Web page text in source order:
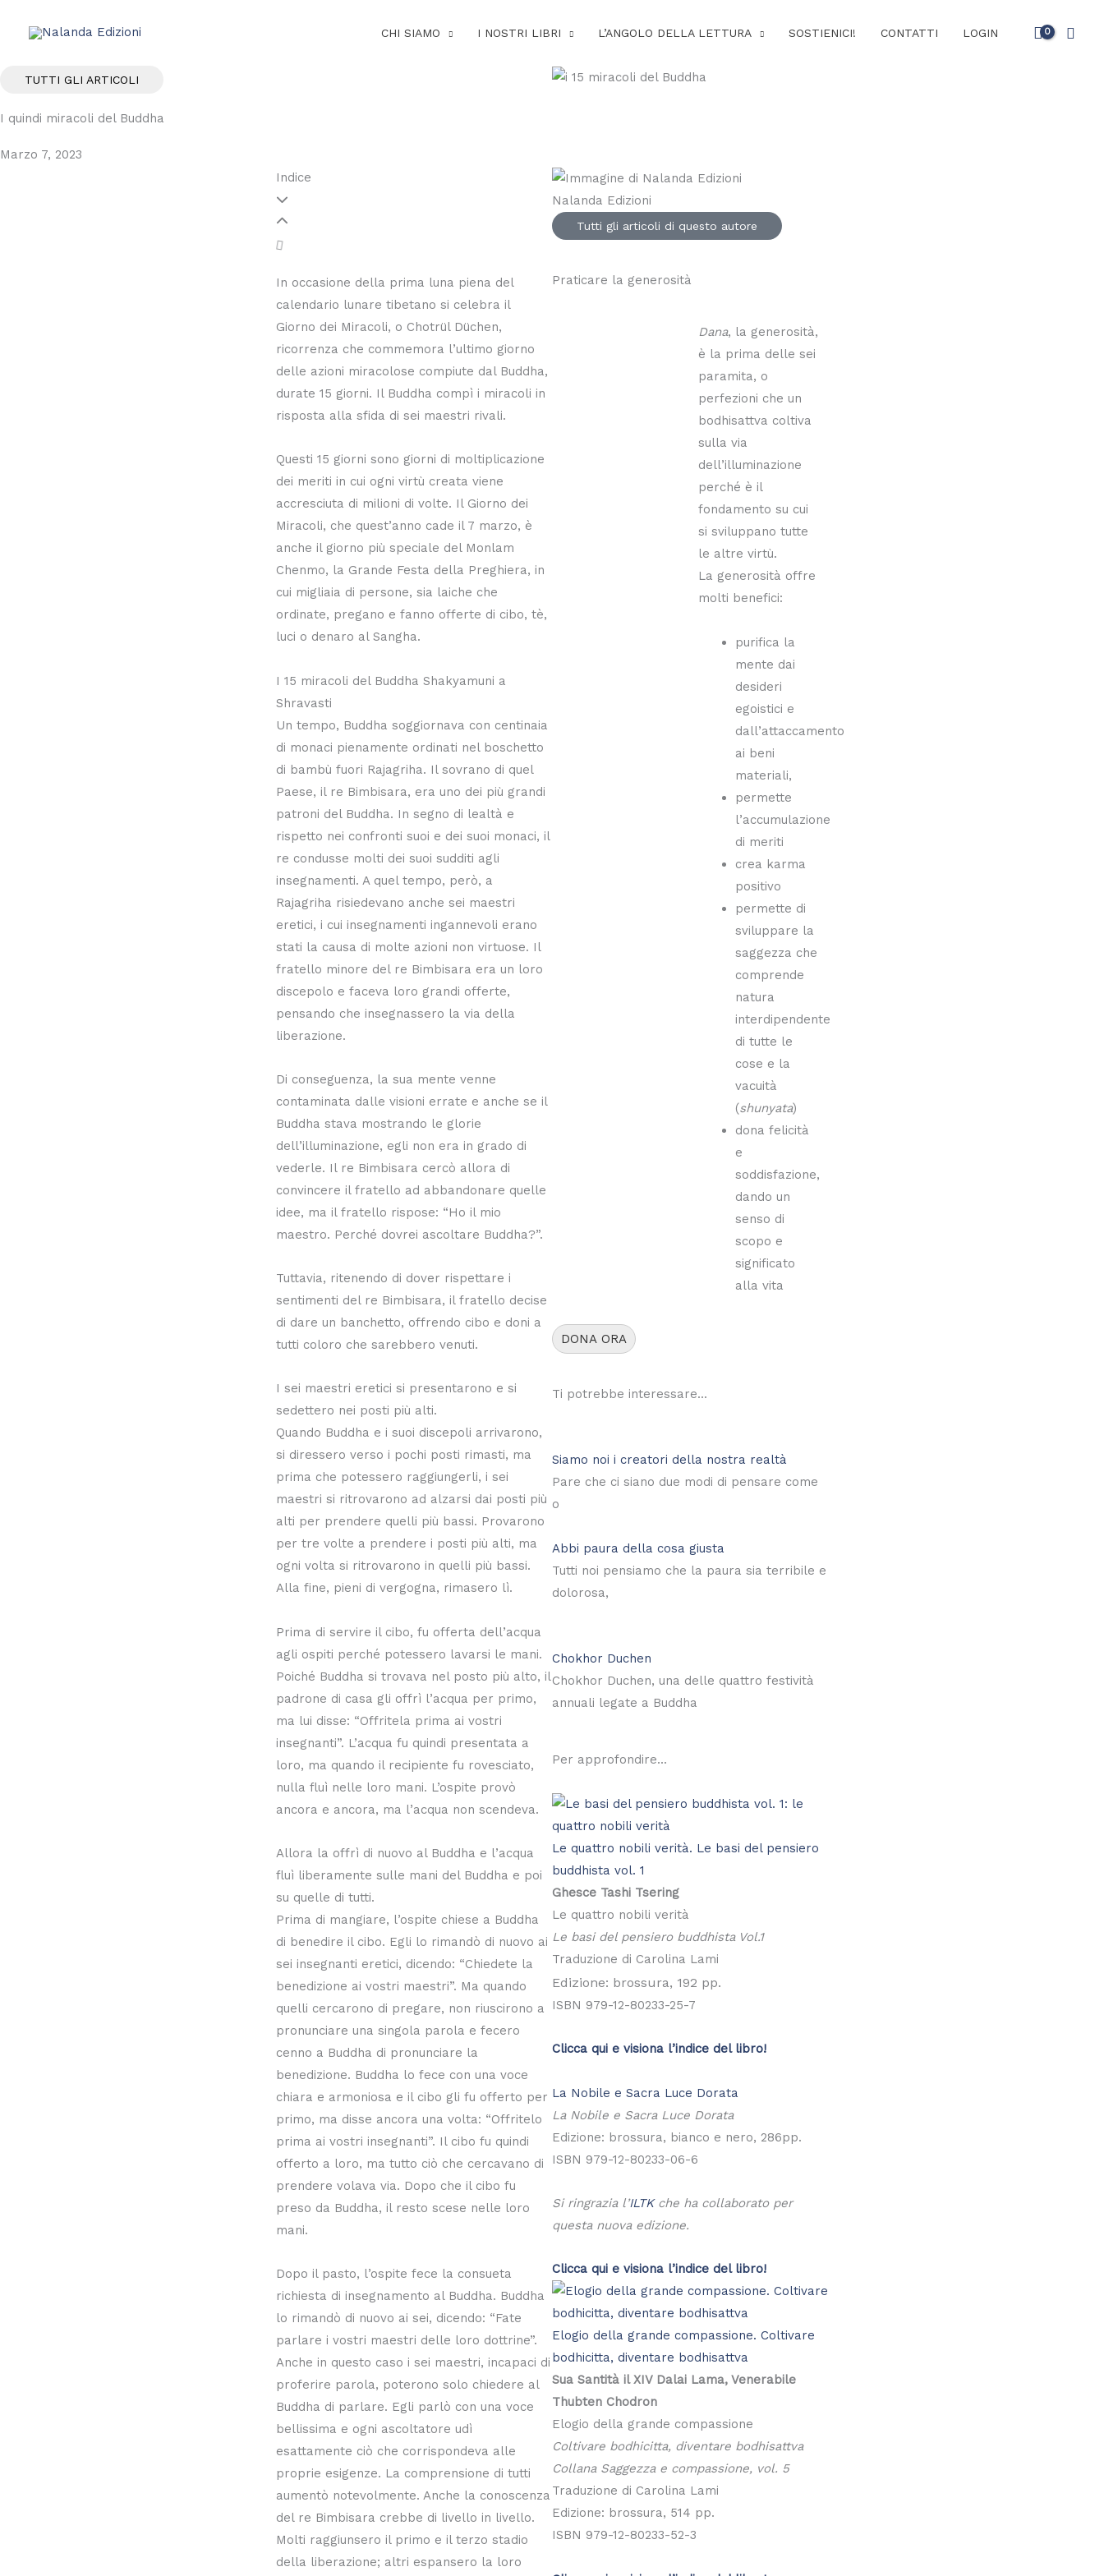
CHI SIAMO I NOSTRI LIBRI L’ANGOLO DELLA LETTURA SOSTIENICI! CONTATTI LOGIN
TUTTI GLI ARTICOLI
I quindi miracoli del Buddha
Marzo 7, 2023
Indice
In occasione della prima luna piena del
calendario lunare tibetano si celebra il
Giorno dei Miracoli, o Chotrül Düchen,
ricorrenza che commemora l’ultimo giorno
delle azioni miracolose compiute dal Buddha,
durate 15 giorni. Il Buddha compì i miracoli in
risposta alla sfida di sei maestri rivali.
Questi 15 giorni sono giorni di moltiplicazione
dei meriti in cui ogni virtù creata viene
accresciuta di milioni di volte. Il Giorno dei
Miracoli, che quest’anno cade il 7 marzo, è
anche il giorno più speciale del Monlam
Chenmo, la Grande Festa della Preghiera, in
cui migliaia di persone, sia laiche che
ordinate, pregano e fanno offerte di cibo, tè,
luci o denaro al Sangha.
I 15 miracoli del Buddha Shakyamuni a
Shravasti
Un tempo, Buddha soggiornava con centinaia
di monaci pienamente ordinati nel boschetto
di bambù fuori Rajagriha. Il sovrano di quel
Paese, il re Bimbisara, era uno dei più grandi
patroni del Buddha. In segno di lealtà e
rispetto nei confronti suoi e dei suoi monaci, il
re condusse molti dei suoi sudditi agli
insegnamenti. A quel tempo, però, a
Rajagriha risiedevano anche sei maestri
eretici, i cui insegnamenti ingannevoli erano
stati la causa di molte azioni non virtuose. Il
fratello minore del re Bimbisara era un loro
discepolo e faceva loro grandi offerte,
pensando che insegnassero la via della
liberazione.
Di conseguenza, la sua mente venne
contaminata dalle visioni errate e anche se il
Buddha stava mostrando le glorie
dell’illuminazione, egli non era in grado di
vederle. Il re Bimbisara cercò allora di
convincere il fratello ad abbandonare quelle
idee, ma il fratello rispose: “Ho il mio
maestro. Perché dovrei ascoltare Buddha?”.
Tuttavia, ritenendo di dover rispettare i
sentimenti del re Bimbisara, il fratello decise
di dare un banchetto, offrendo cibo e doni a
tutti coloro che sarebbero venuti.
I sei maestri eretici si presentarono e si
sedettero nei posti più alti.
Quando Buddha e i suoi discepoli arrivarono,
si diressero verso i pochi posti rimasti, ma
prima che potessero raggiungerli, i sei
maestri si ritrovarono ad alzarsi dai posti più
alti per prendere quelli più bassi. Provarono
per tre volte a prendere i posti più alti, ma
ogni volta si ritrovarono in quelli più bassi.
Alla fine, pieni di vergogna, rimasero lì.
Prima di servire il cibo, fu offerta dell’acqua
agli ospiti perché potessero lavarsi le mani.
Poiché Buddha si trovava nel posto più alto, il
padrone di casa gli offrì l’acqua per primo,
ma lui disse: “Offritela prima ai vostri
insegnanti”. L’acqua fu quindi presentata a
loro, ma quando il recipiente fu rovesciato,
nulla fluì nelle loro mani. L’ospite provò
ancora e ancora, ma l’acqua non scendeva.
Allora la offrì di nuovo al Buddha e l’acqua
fluì liberamente sulle mani del Buddha e poi
su quelle di tutti.
Prima di mangiare, l’ospite chiese a Buddha
di benedire il cibo. Egli lo rimandò di nuovo ai
sei insegnanti eretici, dicendo: “Chiedete la
benedizione ai vostri maestri”. Ma quando
quelli cercarono di pregare, non riuscirono a
pronunciare una singola parola e fecero
cenno a Buddha di pronunciare la
benedizione. Buddha lo fece con una voce
chiara e armoniosa e il cibo gli fu offerto per
primo, ma disse ancora una volta: “Offritelo
prima ai vostri insegnanti”. Il cibo fu quindi
offerto a loro, ma tutto ciò che cercavano di
prendere volava via. Dopo che il cibo fu
preso da Buddha, il resto scese nelle loro
mani.
Dopo il pasto, l’ospite fece la consueta
richiesta di insegnamento al Buddha. Buddha
lo rimandò di nuovo ai sei, dicendo: “Fate
parlare i vostri maestri delle loro dottrine”.
Anche in questo caso i sei maestri, incapaci di
proferire parola, poterono solo chiedere al
Buddha di parlare. Egli parlò con una voce
bellissima e ogni ascoltatore udì
esattamente ciò che corrispondeva alle
proprie esigenze. La comprensione di tutti
aumentò notevolmente. Anche la conoscenza
del re Bimbisara crebbe di livello in livello.
Molti raggiunsero il primo e il terzo stadio
della liberazione; altri espansero la loro
Nalanda Edizioni
Tutti gli articoli di questo autore
Praticare la generosità
Dana, la generosità,
è la prima delle sei
paramita, o
perfezioni che un
bodhisattva coltiva
sulla via
dell’illuminazione
perché è il
fondamento su cui
si sviluppano tutte
le altre virtù.
La generosità offre
molti benefici:
purifica la
mente dai
desideri
egoistici e
dall’attaccamento
ai beni
materiali,
permette
l’accumulazione
di meriti
crea karma
positivo
permette di
sviluppare la
saggezza che
comprende
natura
interdipendente
di tutte le
cose e la
vacuità
(shunyata)
dona felicità
e
soddisfazione,
dando un
senso di
scopo e
significato
alla vita
DONA ORA
Ti potrebbe interessare...
Siamo noi i creatori della nostra realtà
Pare che ci siano due modi di pensare come
o
Abbi paura della cosa giusta
Tutti noi pensiamo che la paura sia terribile e
dolorosa,
Chokhor Duchen
Chokhor Duchen, una delle quattro festività
annuali legate a Buddha
Per approfondire...
Le quattro nobili verità. Le basi del pensiero
buddhista vol. 1
Ghesce Tashi Tsering
Le quattro nobili verità
Le basi del pensiero buddhista Vol.1
Traduzione di Carolina Lami
Edizione: brossura, 192 pp.
ISBN 979-12-80233-25-7
Clicca qui e visiona l’indice del libro!
La Nobile e Sacra Luce Dorata
La Nobile e Sacra Luce Dorata
Edizione: brossura, bianco e nero, 286pp.
ISBN 979-12-80233-06-6
Si ringrazia l’ILTKche ha collaborato per
questa nuova edizione.
Clicca qui e visiona l’indice del libro!
Elogio della grande compassione. Coltivare
bodhicitta, diventare bodhisattva
Sua Santità il XIV Dalai Lama, Venerabile
Thubten Chodron
Elogio della grande compassione
Coltivare bodhicitta, diventare bodhisattva
Collana Saggezza e compassione, vol. 5
Traduzione di Carolina Lami
Edizione: brossura, 514 pp.
ISBN 979-12-80233-52-3